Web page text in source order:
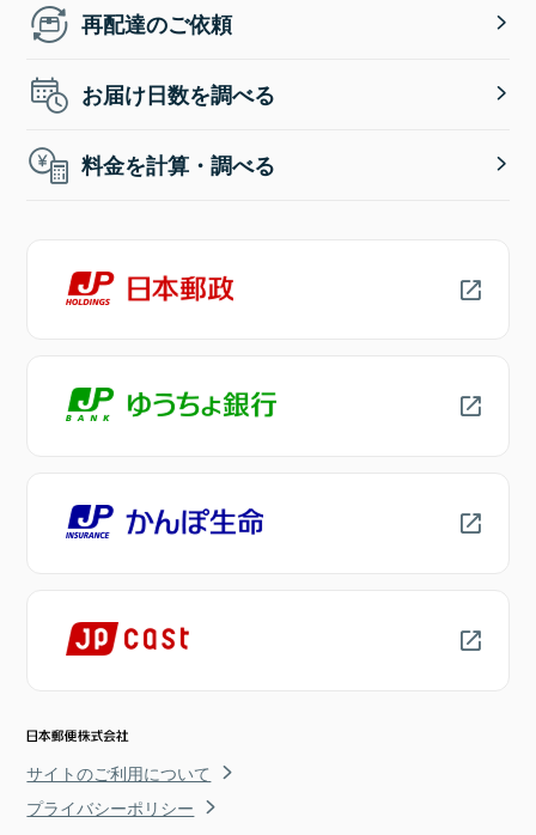
再配達のご依頼
お届け日数を調べる
料金を計算・調べる
サイトのご利用について
プライバシーポリシー